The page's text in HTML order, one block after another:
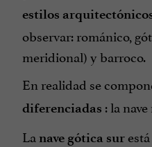
estilos
observar: románico,
meridional) y barroco.
En realidad se
diferenciadas : la
La nave gótica sur